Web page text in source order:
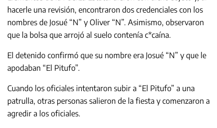
hacerle una revisión, encontraron dos credenciales con los
nombres de Josué “N” y Oliver “N”. Asimismo, observaron
que la bolsa que arrojó al suelo contenía c*caína.
El detenido confirmó que su nombre era Josué “N” y que le
apodaban “El Pitufo”.
Cuando los oficiales intentaron subir a “El Pitufo” a una
patrulla, otras personas salieron de la fiesta y comenzaron a
agredir a los oficiales.